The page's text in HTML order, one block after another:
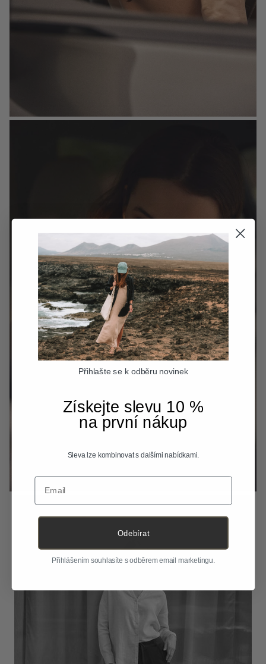
Přihlašte se k odběru novinek
Získejte slevu 10 %
na první nákup
Sleva lze kombinovat s dalšími nabídkami.
Email
Odebírat
Přihlášením souhlasíte s odběrem email marketingu.